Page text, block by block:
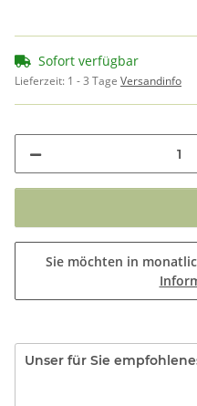
Sofort verfügbar
Lieferzeit: 1 - 3 Tage Versandinfo
Sie möchten in
Unser für Sie